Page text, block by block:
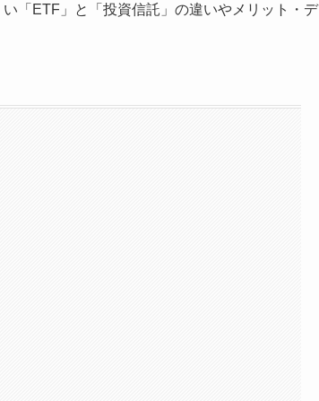
「ETF」と「投資信託」の違いやメリット・デ